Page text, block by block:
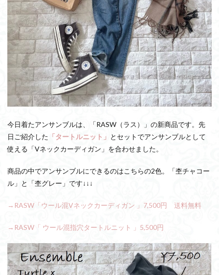
今日着たアンサンブルは、「RASW（ラス）」の新商品です。先
日ご紹介した 「タートルニット」 とセットでアンサンブルとして
使える「Vネックカーディガン」を合わせました。
商品の中でアンサンブルにできるのはこちらの2色。「杢チャコー
ル」と「杢グレー」です↓↓↓
→RASW「ウール混Vネックカーディガン 」7,500円 送料無料
→RASW「 ウール混指穴タートルニット 」5,500円